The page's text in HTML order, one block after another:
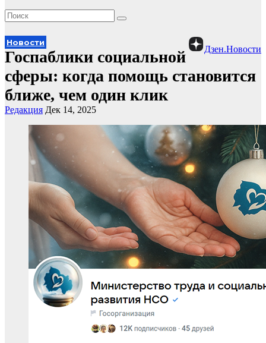
Дзен.Новости
Новости
Госпаблики социальной
сферы: когда помощь становится
ближе, чем один клик
Редакция Дек 14, 2025